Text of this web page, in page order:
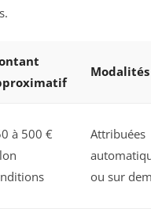
à 500 €
Attribuées
ou sur